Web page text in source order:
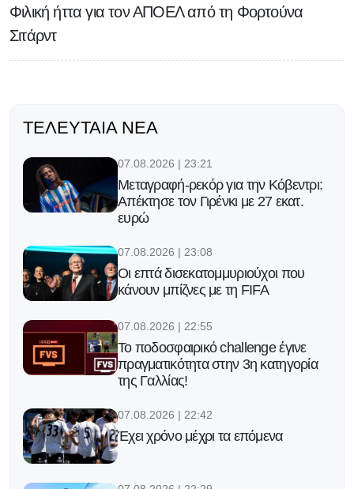
Φιλική ήττα για τον ΑΠΟΕΛ από τη Φορτούνα
Σιτάρντ
ΤΕΛΕΥΤΑΊΑ ΝΈΑ
07.08.2026 | 23:21
Μεταγραφή-ρεκόρ για την Κόβεντρι:
Απέκτησε τον Γιρένκι με 27 εκατ.
ευρώ
07.08.2026 | 23:08
Οι επτά δισεκατομμυριούχοι που
κάνουν μπίζνες με τη FIFA
07.08.2026 | 22:55
Το ποδοσφαιρικό challenge έγινε
πραγματικότητα στην 3η κατηγορία
της Γαλλίας!
07.08.2026 | 22:42
Έχει χρόνο μέχρι τα επόμενα